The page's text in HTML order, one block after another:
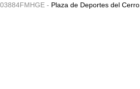
03884FMHGE - Plaza de Deportes del Cerro.